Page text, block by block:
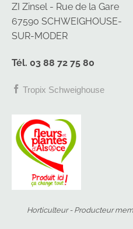
ZI Zinsel - Rue de la Gare
67590 SCHWEIGHOUSE-
SUR-MODER
Tél. 03 88 72 75 80
Tropix Schweighouse
Horticulteur - Producteur